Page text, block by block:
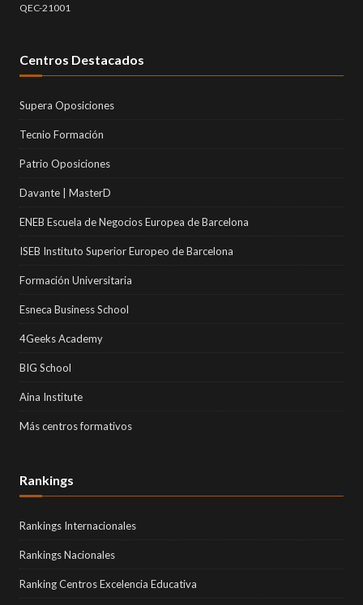
QEC-21001
Centros Destacados
Supera Oposiciones
Tecnio Formación
Patrio Oposiciones
Davante | MasterD
ENEB Escuela de Negocios Europea de Barcelona
ISEB Instituto Superior Europeo de Barcelona
Formación Universitaria
Esneca Business School
4Geeks Academy
BIG School
Aina Institute
Más centros formativos
Rankings
Rankings Internacionales
Rankings Nacionales
Ranking Centros Excelencia Educativa